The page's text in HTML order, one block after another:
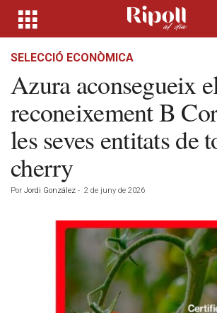
SELECCIÓ ECONÒMICA
Azura aconsegueix
reconeixement B
les seves entitats de
cherry
Por Jordi González - 2 de juny de 2026